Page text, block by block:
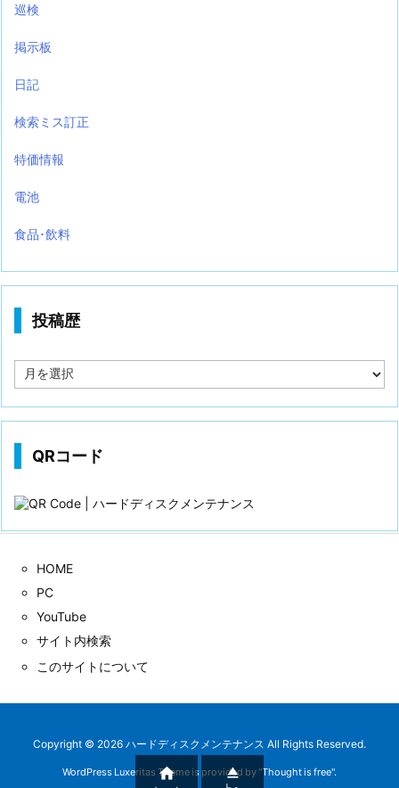
巡検
掲示板
日記
検索ミス訂正
特価情報
電池
食品･飲料
投稿歴
稿
QRコード
HOME
PC
YouTube
サイト内検索
このサイトについて
Copyright © 2026 ハードディスクメンテナンス All Rights Reserved.
WordPress Luxeritas Theme is provided by "Thought is free".
 